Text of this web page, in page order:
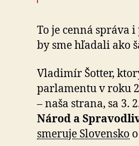
To je cenná správa
by sme hľadali ako
Vladimír Šotter,
parlamentu v roku
– naša strana, sa 3.
Národ a
smeruje Slovensko